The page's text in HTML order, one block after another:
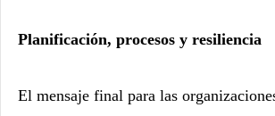
Planificación, procesos y resiliencia
El mensaje final para las